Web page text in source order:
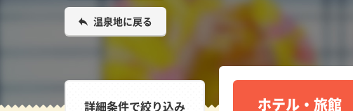
温泉地に戻る
ホテル・旅館
詳細条件で絞り込み